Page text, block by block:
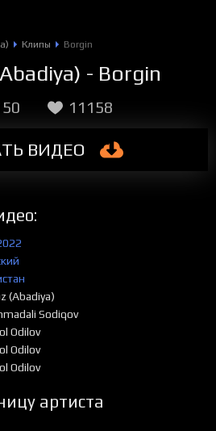
Клипы Borgin
- Borgin
ВИДЕО
11158
(Abadiya)
Sodiqov
Odilov
Odilov
Odilov
артиста